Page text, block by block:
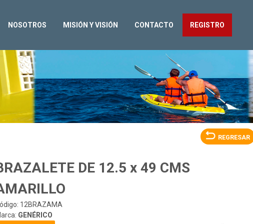
NOSOTROS MISIÓN Y VISIÓN CONTACTO REGISTRO
REGRESAR
DE 12.5 x 49 CMS
12BRAZAMA
GENÉRICO